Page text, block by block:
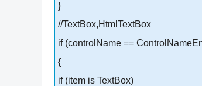
}
//TextBox,HtmlTextBox
if (controlName ==
{
if (item is TextBox)